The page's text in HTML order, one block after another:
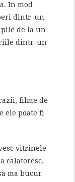
In mod
dintr-un
de la un
dintr-un
filme de
ele poate fi
vitrinele
calatoresc,
ma bucur